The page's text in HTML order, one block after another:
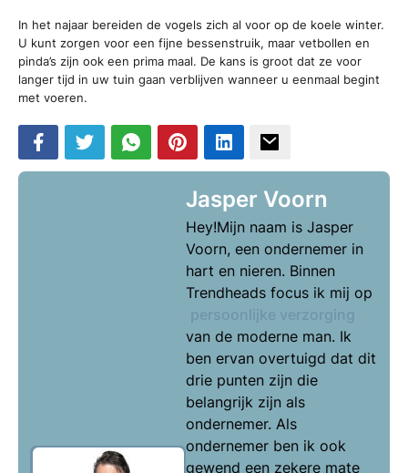
In het najaar bereiden de vogels zich al voor op de koele winter.
U kunt zorgen voor een fijne bessenstruik, maar vetbollen en
pinda’s zijn ook een prima maal. De kans is groot dat ze voor
langer tijd in uw tuin gaan verblijven wanneer u eenmaal begint
met voeren.
Jasper Voorn
Hey!Mijn naam is Jasper
Voorn, een ondernemer in
hart en nieren. Binnen
Trendheads focus ik mij op
persoonlijke verzorging
van de moderne man. Ik
ben ervan overtuigd dat dit
drie punten zijn die
belangrijk zijn als
ondernemer. Als
ondernemer ben ik ook
gewend een zekere mate